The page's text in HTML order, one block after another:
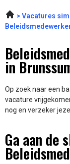
Vacatures
in
Op zoek naar een
vacature
nog en verzeker
Ga aan de